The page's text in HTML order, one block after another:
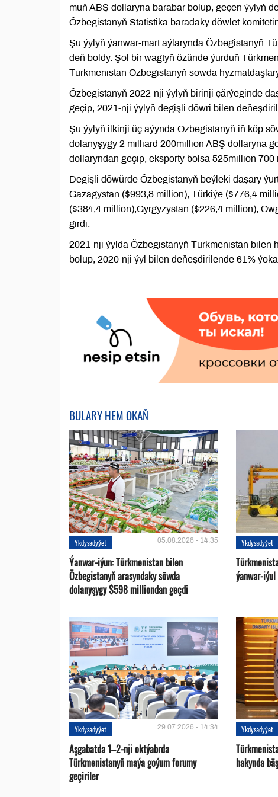
müň ABŞ dollaryna barabar bolup, geçen ýylyň
Özbegistanyň Statistika baradaky döwlet
Şu ýylyň ýanwar-mart aýlarynda Özbegistanyň
deň boldy. Şol bir wagtyň özünde ýurduň
Türkmenistan Özbegistanyň söwda
Özbegistanyň 2022-nji ýylyň birinji çärýeginde
geçip, 2021-nji ýylyň degişli döwri bilen
Şu ýylyň ilkinji üç aýynda Özbegistanyň iň köp
dolanyşygy 2 milliard 200million ABŞ dollaryna
dollaryndan geçip, eksporty bolsa 525million 700
Degişli döwürde Özbegistanyň beýleki daşary
Gazagystan ($993,8 million), Türkiýe ($776,4
($384,4 million),Gyrgyzystan ($226,4 million),
girdi.
2021-nji ýylda Özbegistanyň Türkmenistan bilen
bolup, 2020-nji ýyl bilen deňeşdirilende 61%
BULARY HEM OKAŇ
Ykdysadyýet 05.08.2026 - 14:35
Ýanwar-iýun: Türkmenistan bilen
Özbegistanyň arasyndaky söwda
dolanyşygy $598 milliondan geçdi
Ykdysadyýet
ýanwar-
Ykdysadyýet 29.07.2026 - 14:34
Aşgabatda 1–2-nji oktýabrda
Türkmenistanyň maýa goýum forumy
geçiriler
Ykdysadyýet
hakynda